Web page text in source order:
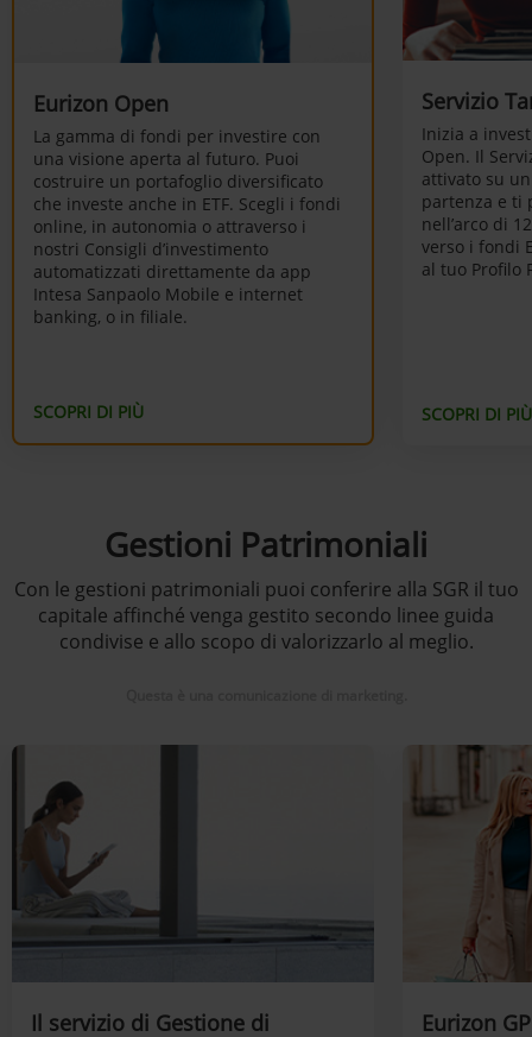
Eurizon Open
La gamma di fondi per investire con
una visione aperta al futuro. Puoi
costruire un portafoglio diversificato
che investe anche in ETF. Scegli i fondi
online, in autonomia o attraverso i
nostri Consigli d’investimento
automatizzati direttamente da app
Intesa Sanpaolo Mobile e internet
banking, o in filiale.
SCOPRI DI PIÙ
Servizio
Inizia a
Open. Il
attivato su
partenza e ti
nell’arco di
verso i fondi
al tuo Profilo
SCOPRI DI PIÙ
Gestioni Patrimoniali
Con le gestioni patrimoniali puoi conferire alla SGR il tuo
capitale affinché venga gestito secondo linee guida
condivise e allo scopo di valorizzarlo al meglio.
Il servizio di Gestione di
Eurizon